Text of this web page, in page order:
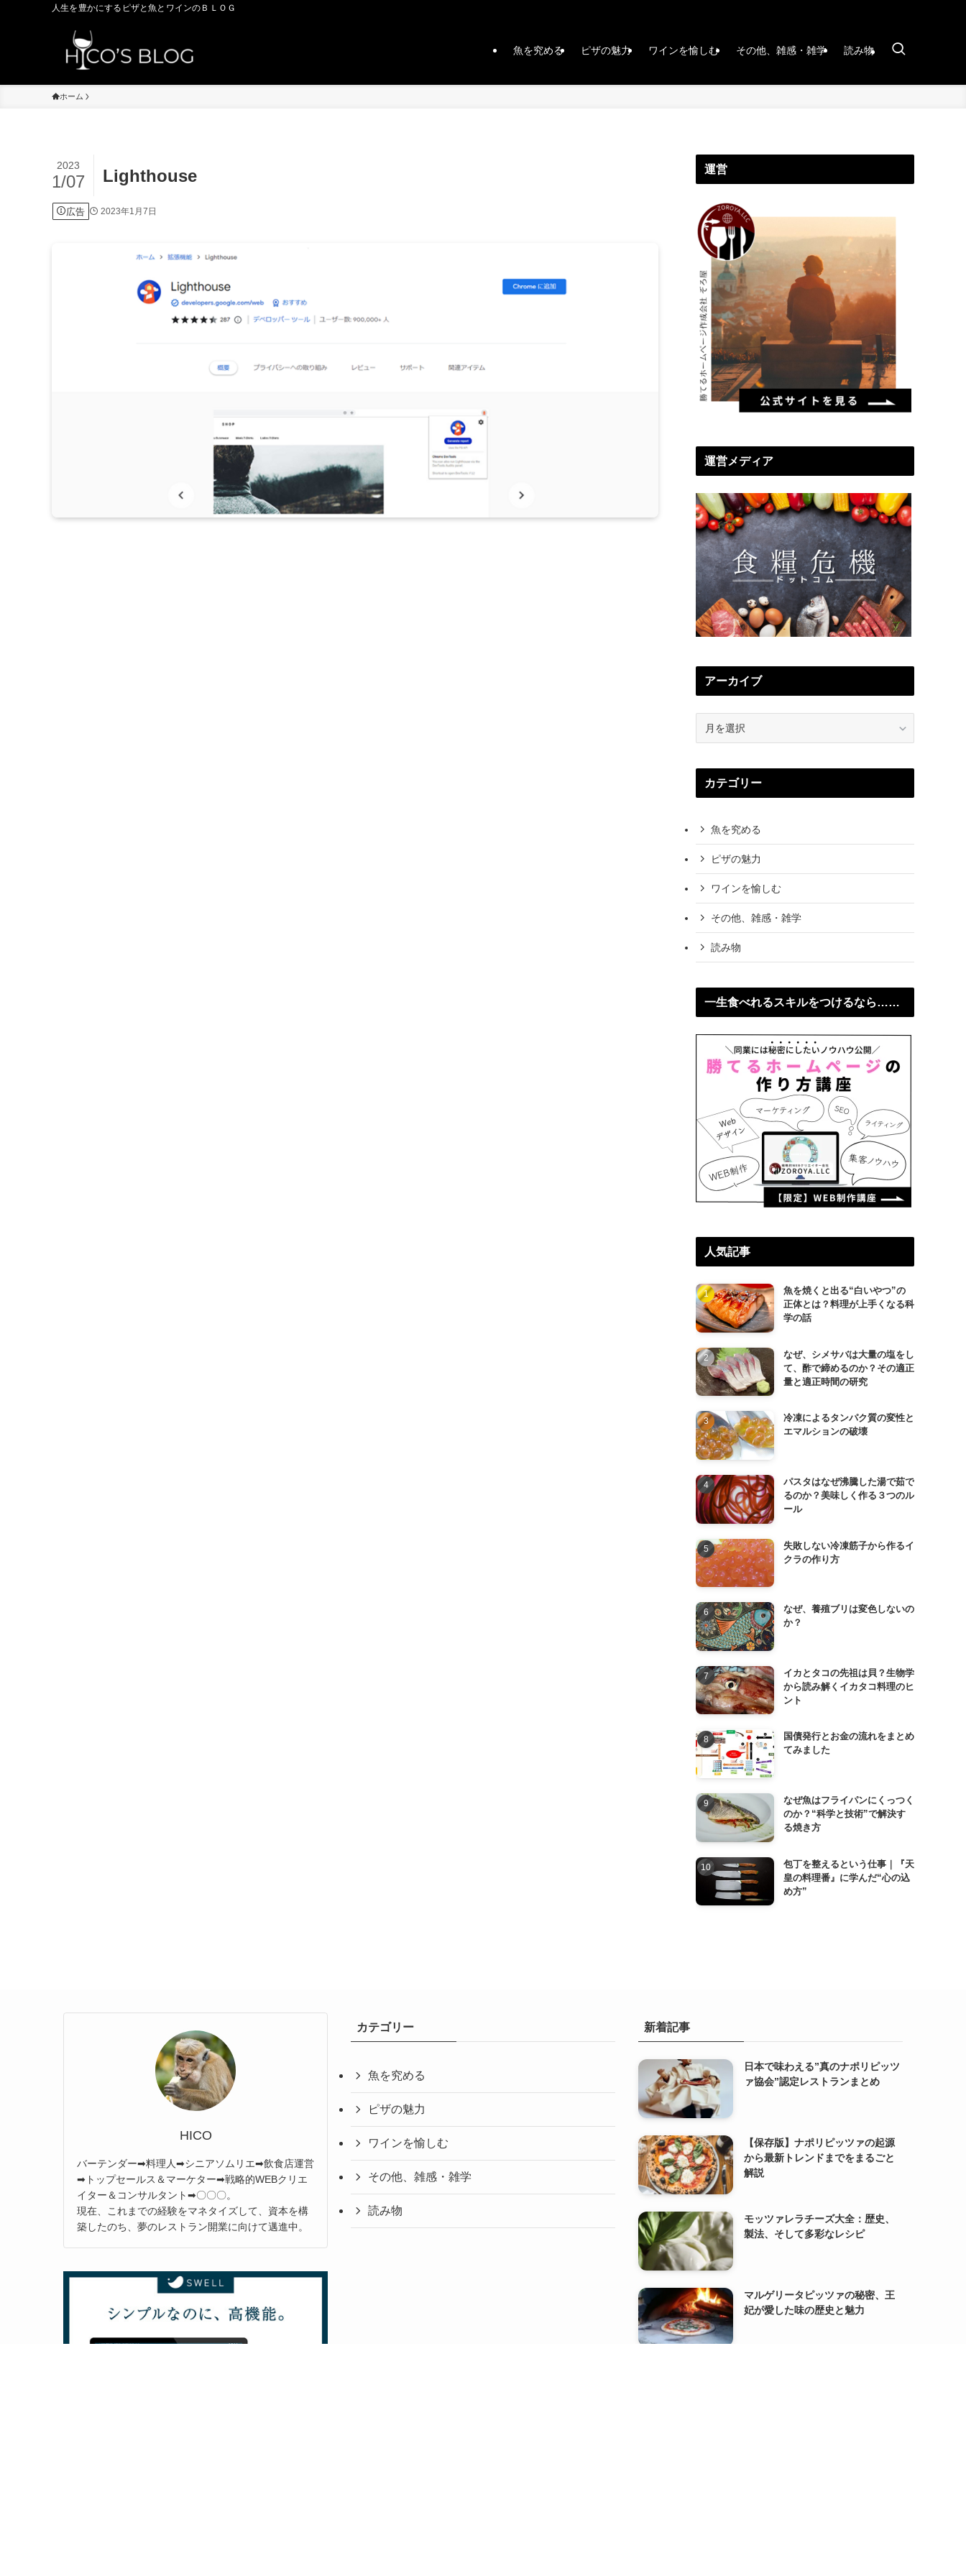
人生を豊かにするピザと魚とワインのＢＬＯＧ
魚を究める ピザの魅力 ワインを愉しむ その他、雑感・雑学 読み物
ホーム
Lighthouse
2023
1/07
広告 2023年1月7日
運営
運営メディア
アーカイブ
イ
カテゴリー
魚を究める
ピザの魅力
ワインを愉しむ
その他、雑感・雑学
読み物
一生食べれるスキルをつけるなら……
人気記事
魚を焼くと出る“白いやつ”の
正体とは？料理が上手くなる科
学の話
なぜ、シメサバは大量の塩をし
て、酢で締めるのか？その適正
量と適正時間の研究
冷凍によるタンパク質の変性と
エマルションの破壊
パスタはなぜ沸騰した湯で茹で
るのか？美味しく作る３つのル
ール
失敗しない冷凍筋子から作るイ
クラの作り方
なぜ、養殖ブリは変色しないの
か？
イカとタコの先祖は貝？生物学
から読み解くイカタコ料理のヒ
ント
国債発行とお金の流れをまとめ
てみました
なぜ魚はフライパンにくっつく
のか？“科学と技術”で解決す
る焼き方
包丁を整えるという仕事｜『天
皇の料理番』に学んだ“心の込
め方”
HICO
バーテンダー➡料理人➡シニアソムリエ➡飲食店運営
➡トップセールス＆マーケター➡戦略的WEBクリエ
イター＆コンサルタント➡〇〇〇。
現在、これまでの経験をマネタイズして、資本を構
築したのち、夢のレストラン開業に向けて邁進中。
カテゴリー
魚を究める
ピザの魅力
ワインを愉しむ
その他、雑感・雑学
読み物
新着記事
日本で味わえる”真のナポリピッツ
ァ協会”認定レストランまとめ
【保存版】ナポリピッツァの起源
から最新トレンドまでをまるごと
解説
モッツァレラチーズ大全：歴史、
製法、そして多彩なレシピ
マルゲリータピッツァの秘密、王
妃が愛した味の歴史と魅力